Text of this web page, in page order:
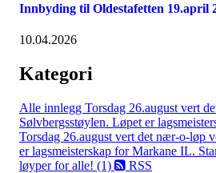
Innbyding til Oldestafetten 19.april
10.04.2026
Kategori
Alle innlegg Torsdag 26.august vert
Sølvbergsstøylen. Løpet er
Torsdag 26.august vert det nær-o-løp
er lagsmeisterskap for Markane IL.
løyper for alle! (1)
RSS